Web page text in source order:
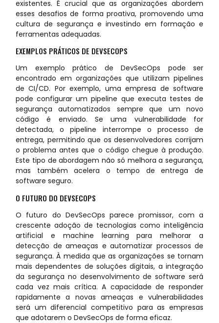
existentes. É crucial que as organizações abordem
esses desafios de forma proativa, promovendo uma
cultura de segurança e investindo em formação e
ferramentas adequadas.
EXEMPLOS PRÁTICOS DE DEVSECOPS
Um exemplo prático de DevSecOps pode ser
encontrado em organizações que utilizam pipelines
de CI/CD. Por exemplo, uma empresa de software
pode configurar um pipeline que executa testes de
segurança automatizados sempre que um novo
código é enviado. Se uma vulnerabilidade for
detectada, o pipeline interrompe o processo de
entrega, permitindo que os desenvolvedores corrijam
o problema antes que o código chegue à produção.
Este tipo de abordagem não só melhora a segurança,
mas também acelera o tempo de entrega de
software seguro.
O FUTURO DO DEVSECOPS
O futuro do DevSecOps parece promissor, com a
crescente adoção de tecnologias como inteligência
artificial e machine learning para melhorar a
detecção de ameaças e automatizar processos de
segurança. À medida que as organizações se tornam
mais dependentes de soluções digitais, a integração
da segurança no desenvolvimento de software será
cada vez mais crítica. A capacidade de responder
rapidamente a novas ameaças e vulnerabilidades
será um diferencial competitivo para as empresas
que adotarem o DevSecOps de forma eficaz.